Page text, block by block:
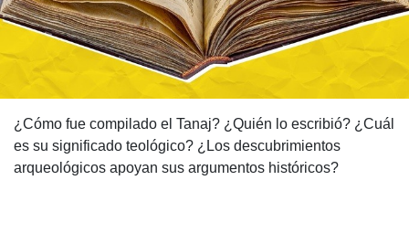
¿Cómo fue compilado el Tanaj? ¿Quién lo escribió? ¿Cuál
es su significado teológico? ¿Los descubrimientos
arqueológicos apoyan sus argumentos históricos?